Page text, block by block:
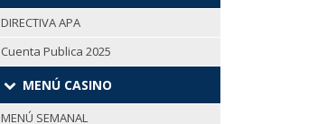
DIRECTIVA APA
Cuenta Publica 2025
MENÚ CASINO
MENÚ SEMANAL